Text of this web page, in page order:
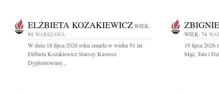
ELŻBIETA KOZAKIEWICZ WIEK:
91 WARSZAWA
W dniu 18 lipca 2026 roku zmarła w wieku 91 lat
Elżbieta Kozakiewicz Starszy Kustosz
Dyplomowany...
WIEK: 74
19 lipca 2026
Mąż, Tata i